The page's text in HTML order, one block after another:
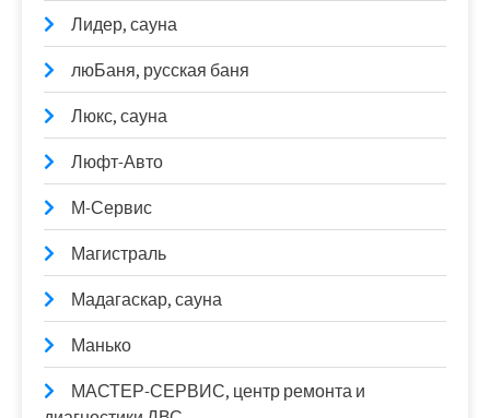
Лидер, сауна
люБаня, русская баня
Люкс, сауна
Люфт-Авто
М-Сервис
Магистраль
Мадагаскар, сауна
Манько
МАСТЕР-СЕРВИС, центр ремонта и